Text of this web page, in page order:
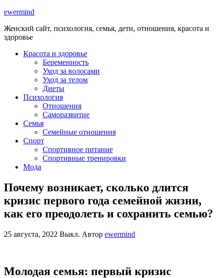
ewermind
Женский сайт, психология, семья, дети, отношения, красота и
здоровье
Красота и здоровье
Беременность
Уход за волосами
Уход за телом
Диеты
Психология
Отношения
Саморазвитие
Семья
Семейные отношения
Спорт
Спортивное питание
Спортивные тренировки
Мода
Почему возникает, сколько длится
кризис первого года семейной жизни,
как его преодолеть и сохранить семью?
25 августа, 2022 Выкл. Автор ewermind
Молодая семья: первый кризис